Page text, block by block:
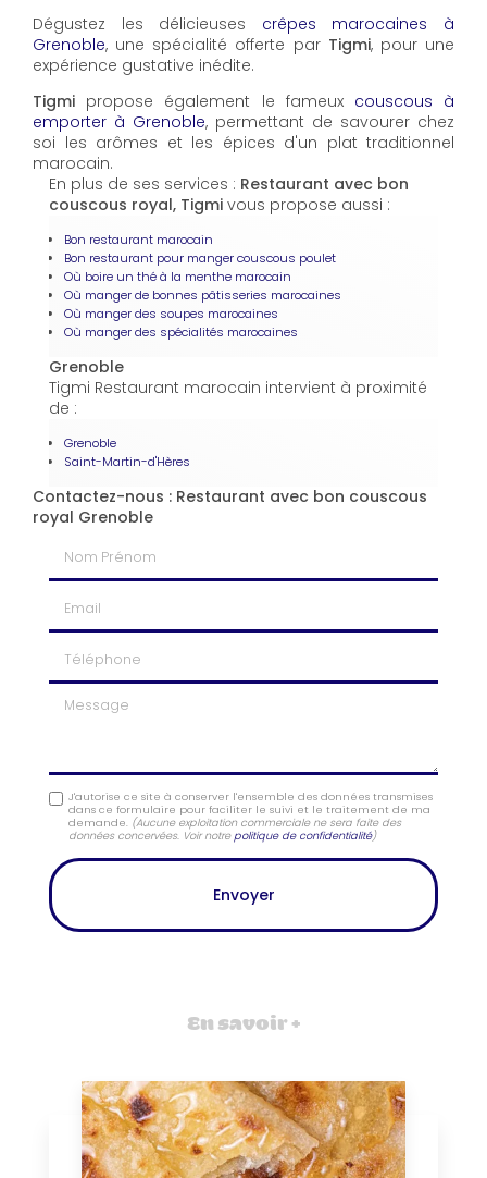
Dégustez les délicieuses crêpes marocaines à
Grenoble, une spécialité offerte par Tigmi, pour une
expérience gustative inédite.
Tigmi propose également le fameux couscous à
emporter à Grenoble, permettant de savourer chez
soi les arômes et les épices d'un plat traditionnel
marocain.
En plus de ses services : Restaurant avec bon
couscous royal, Tigmi vous propose aussi :
Bon restaurant marocain
Bon restaurant pour manger couscous poulet
Où boire un thé à la menthe marocain
Où manger de bonnes pâtisseries marocaines
Où manger des soupes marocaines
Où manger des spécialités marocaines
Grenoble
Tigmi Restaurant marocain intervient à proximité
de :
Grenoble
Saint-Martin-d'Hères
Contactez-nous : Restaurant avec bon couscous
royal Grenoble
Nom Prénom
Téléphone
Message
J'autorise ce site à conserver l'ensemble des données transmises
dans ce formulaire pour faciliter le suivi et le traitement de ma
demande. (Aucune exploitation commerciale ne sera faite des
données concervées. Voir notrepolitique de confidentialité)
En savoir +